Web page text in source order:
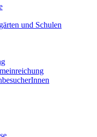
und Schulen